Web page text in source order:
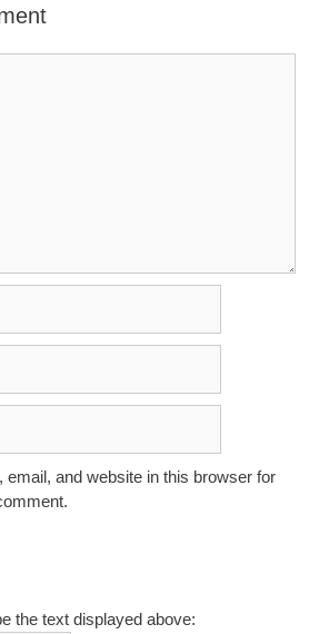
email, and website in this browser for
the text displayed above: